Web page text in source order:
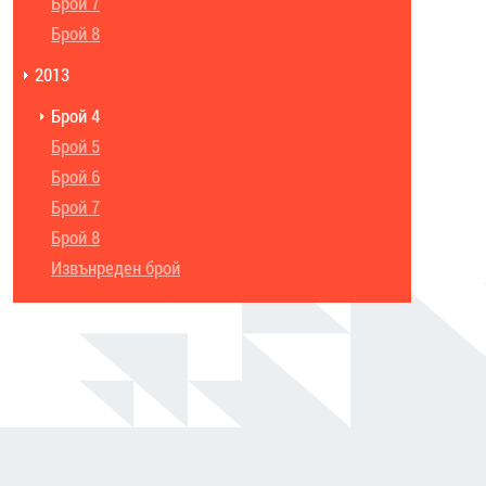
Брой 8
2013
Брой 4
Брой 5
Брой 6
Брой 7
Брой 8
Извънреден брой